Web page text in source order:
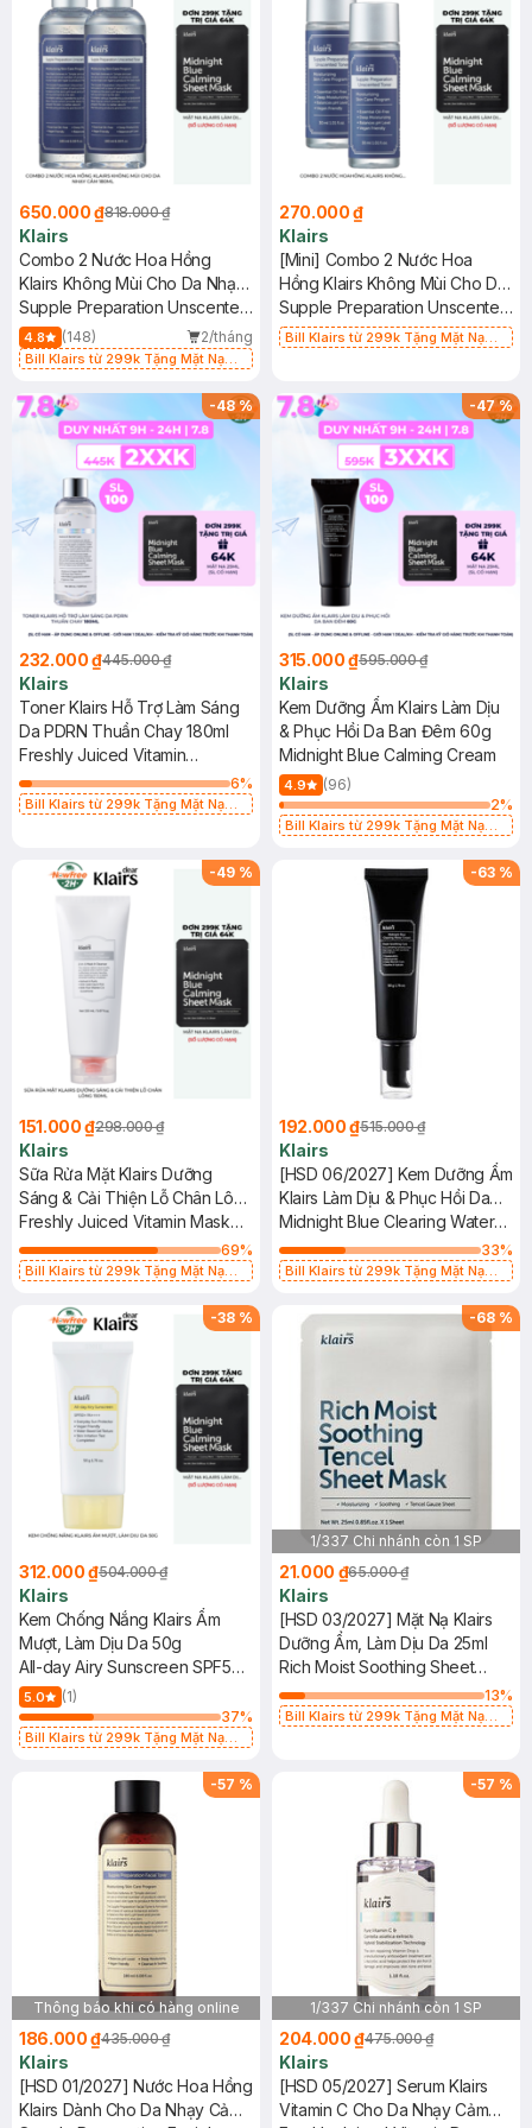
650.000 ₫818.000 ₫
Klairs
Combo 2 Nước Hoa Hồng
Klairs Không Mùi Cho Da Nhạy
Cảm 180ml
Supple Preparation Unscented
Toner
4.8 (148) 2/tháng
Bill Klairs từ 299k Tặng Mặt Nạ
25ml (SL Có Hạn)
270.000 ₫
Klairs
[Mini] Combo 2 Nước Hoa
Hồng Klairs Không Mùi Cho Da
Nhạy Cảm 30ml
Supple Preparation Unscented
Toner
Bill Klairs từ 299k Tặng Mặt Nạ
-48%
232.000 ₫445.000 ₫
Klairs
Toner Klairs Hỗ Trợ Làm Sáng
Da PDRN Thuần Chay 180ml
Freshly Juiced Vitamin
Essence Toner
6%
Bill Klairs từ 299k Tặng Mặt Nạ
-47%
315.000 ₫595.000 ₫
Klairs
Kem Dưỡng Ẩm Klairs Làm Dịu
& Phục Hồi Da Ban Đêm 60g
Midnight Blue Calming Cream
4.9
(96)
2%
Bill Klairs từ 299k Tặng Mặt Nạ
-49 %
151.000 ₫298.000 ₫
Klairs
Sữa Rửa Mặt Klairs Dưỡng
Sáng & Cải Thiện Lỗ Chân Lông
150ml
Freshly Juiced Vitamin Mask
Cleanser
69%
Bill Klairs từ 299k Tặng Mặt Nạ
25ml (SL Có Hạn)
-63 %
192.000 ₫515.000 ₫
Klairs
[HSD 06/2027] Kem Dưỡng Ẩm
Klairs Làm Dịu & Phục Hồi Da
Ban Đêm 50g
Midnight Blue Clearing Water
Cream
33%
Bill Klairs từ 299k Tặng Mặt Nạ
-38 %
312.000 ₫504.000 ₫
Klairs
Kem Chống Nắng Klairs Ẩm
Mượt, Làm Dịu Da 50g
All-day Airy Sunscreen SPF50+
PA++++
5.0
(1)
37%
Bill Klairs từ 299k Tặng Mặt Nạ
-68 %
1/337 Chi nhánh còn 1 SP
21.000 ₫65.000 ₫
Klairs
[HSD 03/2027] Mặt Nạ Klairs
Dưỡng Ẩm, Làm Dịu Da 25ml
Rich Moist Soothing Sheet
Mask
13%
Bill Klairs từ 299k Tặng Mặt Nạ
-57 %
Thông báo khi có hàng online
186.000 ₫435.000 ₫
Klairs
[HSD 01/2027] Nước Hoa Hồng
Klairs Dành Cho Da Nhạy Cảm
-57 %
1/337 Chi nhánh còn 1 SP
204.000 ₫475.000 ₫
Klairs
[HSD 05/2027] Serum Klairs
Vitamin C Cho Da Nhạy Cảm